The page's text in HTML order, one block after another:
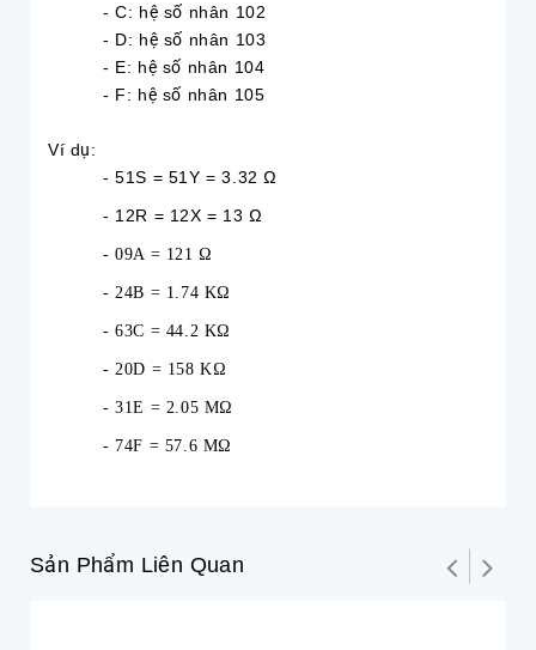
- C: hệ số nhân 102
- D: hệ số nhân 103
- E: hệ số nhân 104
- F: hệ số nhân 105
Ví dụ:
- 51S = 51Y = 3.32 Ω
- 12R = 12X = 13 Ω
- 09A = 121 Ω
- 24B = 1.74 KΩ
- 63C = 44.2 KΩ
- 20D = 158 KΩ
- 31E = 2.05 MΩ
- 74F = 57.6 MΩ
Sản Phẩm Liên Quan